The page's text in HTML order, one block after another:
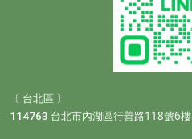
〔 台北區 〕
114763 台北市內湖區行善路118號6樓